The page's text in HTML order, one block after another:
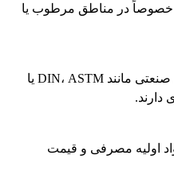
خصوصاً در مناطق مرطوب یا
بست‌هایی که طبق استانداردهای صنعتی مانند DIN، ASTM یا
اولیه مصرفی و قیمت